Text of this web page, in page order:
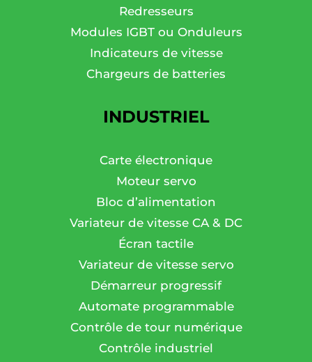
Redresseurs
Modules IGBT ou Onduleurs
Indicateurs de vitesse
Chargeurs de batteries
INDUSTRIEL
Carte électronique
Moteur servo
Bloc d’alimentation
Variateur de vitesse CA & DC
Écran tactile
Variateur de vitesse servo
Démarreur progressif
Automate programmable
Contrôle de tour numérique
Contrôle industriel